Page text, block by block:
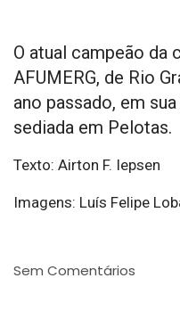
O atual campeão da
AFUMERG, de Rio
ano passado, em
sediada em Pelotas.
Texto: Airton F. Iepsen
Imagens: Luís Felipe
Sem Comentários